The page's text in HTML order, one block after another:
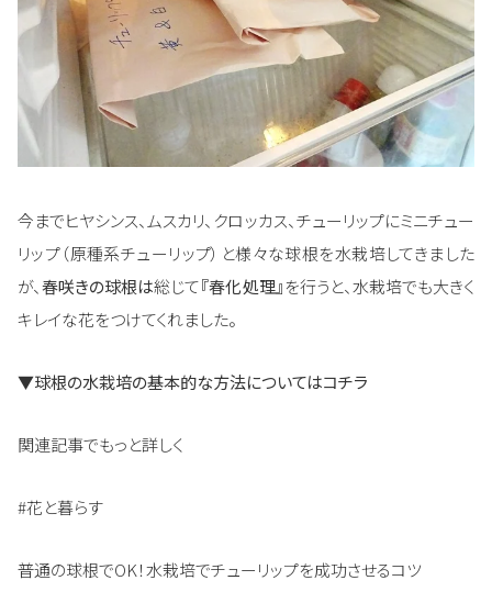
今までヒヤシンス、ムスカリ、クロッカス、チューリップにミニチュー
リップ（原種系チューリップ）と様々な球根を水栽培してきました
が、春咲きの球根は総じて『春化処理』を行うと、水栽培でも大きく
キレイな花をつけてくれました。
▼球根の水栽培の基本的な方法についてはコチラ
関連記事でもっと詳しく
#花と暮らす
普通の球根でOK！水栽培でチューリップを成功させるコツ